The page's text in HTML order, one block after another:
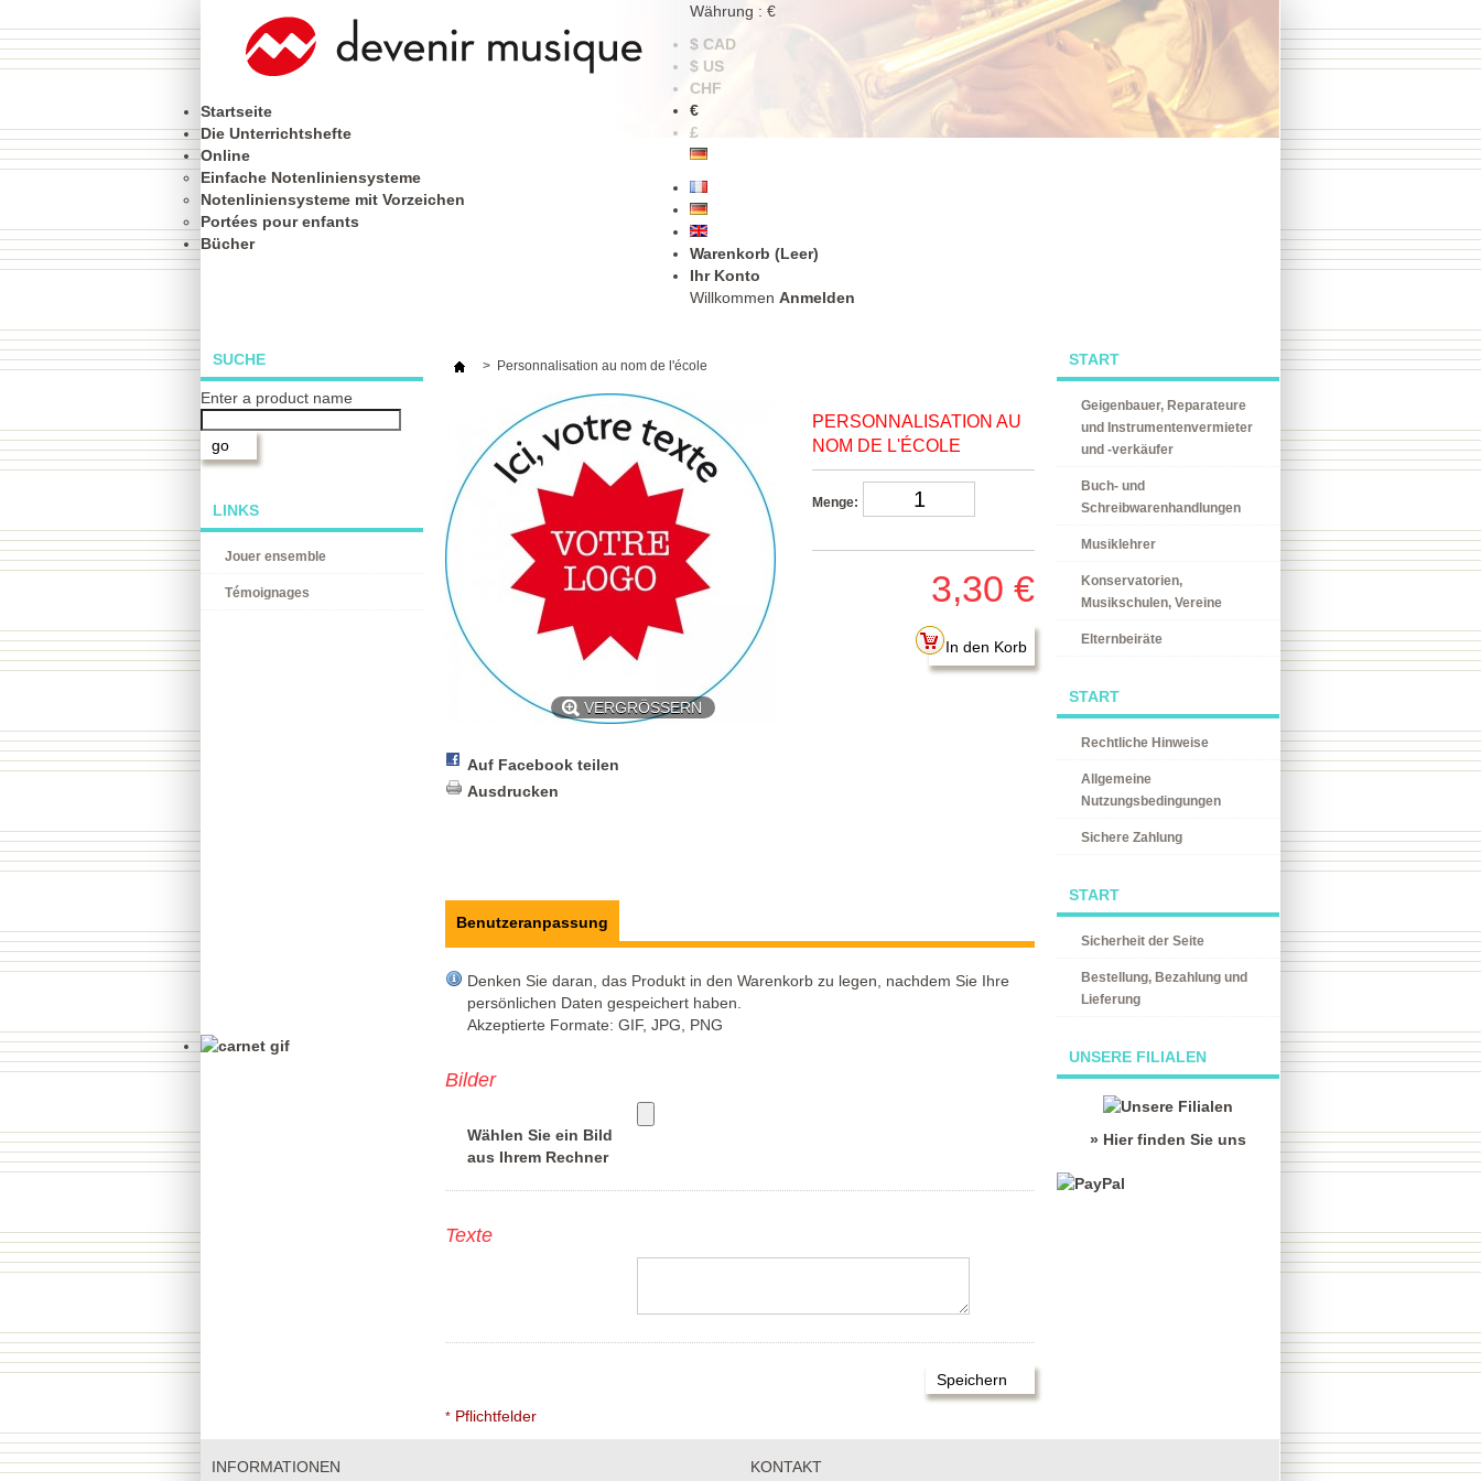
Währung : €
$ CAD
$ US
CHF
€
£
Warenkorb (Leer)
Ihr Konto
Willkommen Anmelden
Startseite
Die Unterrichtshefte
Online
Einfache Notenliniensysteme
Notenliniensysteme mit Vorzeichen
Portées pour enfants
Bücher
SUCHE
Enter a product name
LINKS
Jouer ensemble
Témoignages
> Personnalisation au nom de l'école
VERGRÖSSERN
Auf Facebook teilen
Ausdrucken
PERSONNALISATION AU
NOM DE L'ÉCOLE
Menge:
3,30 €
Benutzeranpassung
Denken Sie daran, das Produkt in den Warenkorb zu legen, nachdem Sie Ihre
persönlichen Daten gespeichert haben.
Akzeptierte Formate: GIF, JPG, PNG
Bilder
Wählen Sie ein Bild
aus Ihrem Rechner
Texte
* Pflichtfelder
START
Geigenbauer, Reparateure
und Instrumentenvermieter
und -verkäufer
Buch- und
Schreibwarenhandlungen
Musiklehrer
Konservatorien,
Musikschulen, Vereine
Elternbeiräte
START
Rechtliche Hinweise
Allgemeine
Nutzungsbedingungen
Sichere Zahlung
START
Sicherheit der Seite
Bestellung, Bezahlung und
Lieferung
UNSERE FILIALEN
» Hier finden Sie uns
INFORMATIONEN KONTAKT